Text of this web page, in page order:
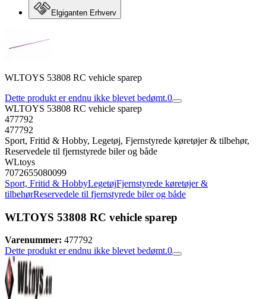
Elgiganten Erhverv
WLTOYS 53808 RC vehicle sparep
Dette produkt er endnu ikke blevet bedømt.0
WLTOYS 53808 RC vehicle sparep
477792
477792
Sport, Fritid & Hobby, Legetøj, Fjernstyrede køretøjer & tilbehør,
Reservedele til fjernstyrede biler og både
WLtoys
7072655080099
Sport, Fritid & HobbyLegetøjFjernstyrede køretøjer &
tilbehørReservedele til fjernstyrede biler og både
WLTOYS 53808 RC vehicle sparep
Varenummer: 477792
Dette produkt er endnu ikke blevet bedømt.0